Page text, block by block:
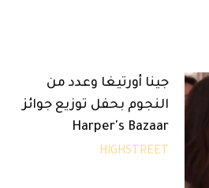
جينا أورتيغا وعدد من
النجوم بحفل توزيع جوائز
Harper's Bazaar
HIGHSTREET